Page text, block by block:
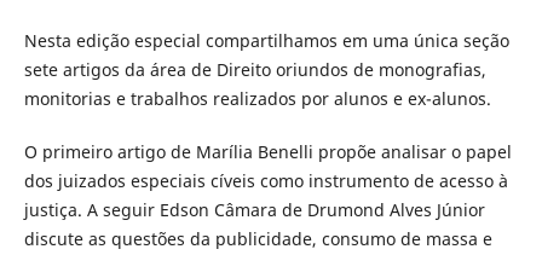
Nesta edição especial compartilhamos em uma única seção
sete artigos da área de Direito oriundos de monografias,
monitorias e trabalhos realizados por alunos e ex-alunos.
O primeiro artigo de Marília Benelli propõe analisar o papel
dos juizados especiais cíveis como instrumento de acesso à
justiça. A seguir Edson Câmara de Drumond Alves Júnior
discute as questões da publicidade, consumo de massa e